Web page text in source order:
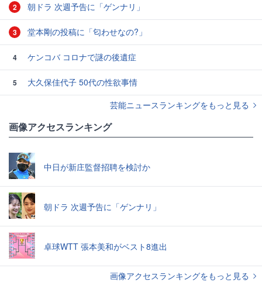
2 朝ドラ 次週予告に「ゲンナリ」
3 堂本剛の投稿に「匂わせなの?」
4 ケンコバ コロナで謎の後遺症
5
大久保佳代子 50代の性欲事情
芸能ニュースランキングをもっと見る
画像アクセスランキング
中日が新庄監督招聘を検討か
朝ドラ 次週予告に「ゲンナリ」
卓球WTT 張本美和がベスト8進出
画像アクセスランキングをもっと見る